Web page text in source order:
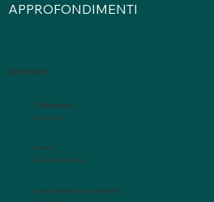
APPROFONDIMENTI
Contatti
Telefono
+39 3518112321
Email
helpnaturhealth@gmail.com
Linea diretta (solo urgenti)
+39 3518112321